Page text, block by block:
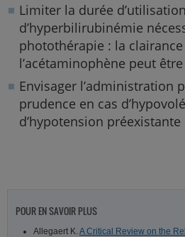
Limiter la durée
d’hyperbilirubinémie
photothérapie : la
l’acétaminophène peut
Envisager l’administration
prudence en cas
d’hypotension préexistante
POUR EN SAVOIR PLUS
Allegaert K.A Critical Review on the